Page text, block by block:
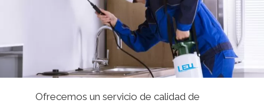
Ofrecemos un servicio de calidad de